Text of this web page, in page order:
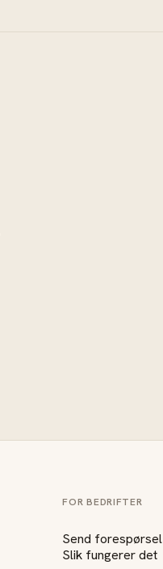
FOR BEDRIFTER
Send forespørsel
Slik fungerer det